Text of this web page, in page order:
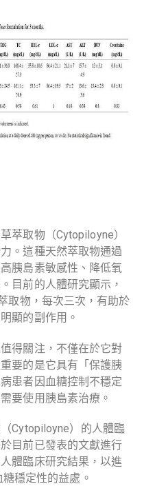
萃取物（Cytopiloyne）
。這種天然萃取物通過
胰島素敏感性、降低氧
目前的人體研究顯示，
取物，每次三次，有助於
顯的副作用。
得關注，不僅在於它對
要的是它具有「保護胰
患者因血糖控制不穩定
要使用胰島素治療。
Cytopiloyne）的人體臨
目前已發表的文獻進行
體臨床研究結果，以進
穩定性的益處。